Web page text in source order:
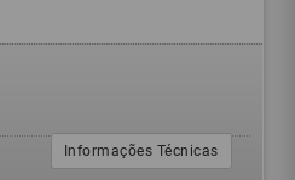
Informações Técnicas